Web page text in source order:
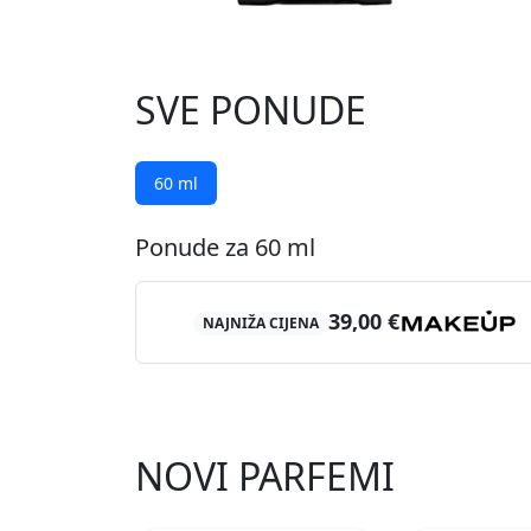
SVE PONUDE
60 ml
Ponude za 60 ml
NAJNIŽA CIJENA 39,00 €
NOVI PARFEMI